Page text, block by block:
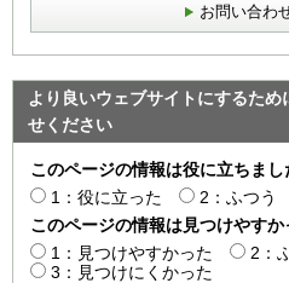
お問い合わ
より良いウェブサイトにするた
せください
このページの情報は役に立ちまし
1：役に立った
2：ふつう
このページの情報は見つけやすか
1：見つけやすかった
2：
3：見つけにくかった